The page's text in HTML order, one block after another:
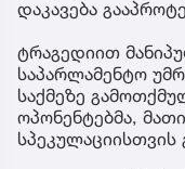
დაკავება
ტრაგედიით
საპარლამენტო
საქმეზე
ოპონენტებმა,
სპეკულაციისთვის